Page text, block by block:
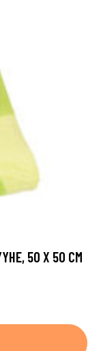
50 X 50 CM